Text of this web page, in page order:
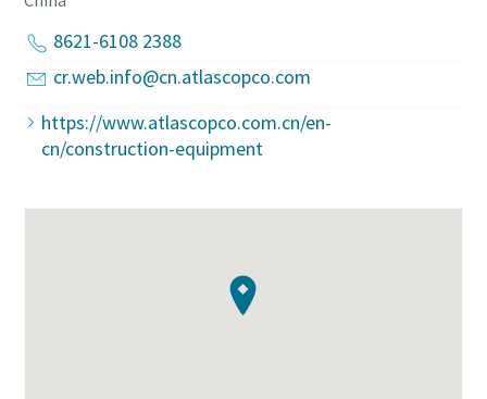
8621-6108 2388
cr.web.info@cn.atlascopco.com
https://www.atlascopco.com.cn/en-
cn/construction-equipment